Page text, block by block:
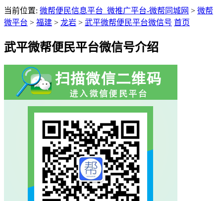
当前位置: 微帮便民信息平台_微推广平台-微帮同城网 > 微帮
微平台 > 福建 > 龙岩 > 武平微帮便民平台微信号 首页
武平微帮便民平台微信号介绍